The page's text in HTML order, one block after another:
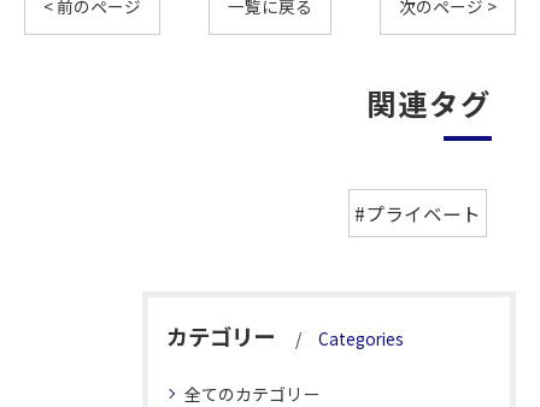
< 前のページ 一覧に戻る 次のページ >
関連タグ
#プライベート
カテゴリー Categories
全てのカテゴリー